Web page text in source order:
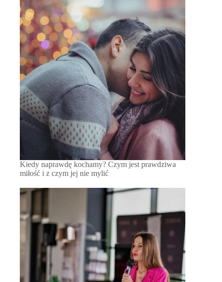
Kiedy naprawdę kochamy? Czym jest prawdziwa
miłość i z czym jej nie mylić